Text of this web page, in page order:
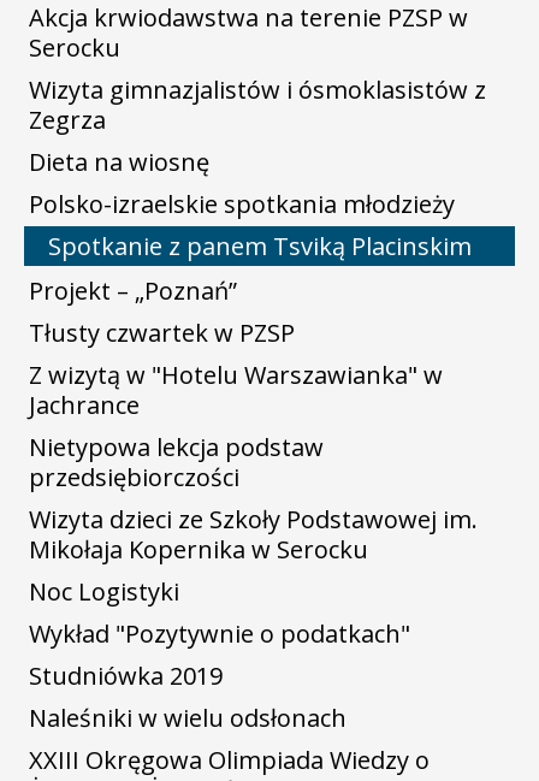
Akcja krwiodawstwa na terenie PZSP w
Serocku
Wizyta gimnazjalistów i ósmoklasistów z
Zegrza
Dieta na wiosnę
Polsko-izraelskie spotkania młodzieży
Spotkanie z panem Tsviką Placinskim
Projekt – „Poznań”
Tłusty czwartek w PZSP
Z wizytą w "Hotelu Warszawianka" w
Jachrance
Nietypowa lekcja podstaw
przedsiębiorczości
Wizyta dzieci ze Szkoły Podstawowej im.
Mikołaja Kopernika w Serocku
Noc Logistyki
Wykład "Pozytywnie o podatkach"
Studniówka 2019
Naleśniki w wielu odsłonach
XXIII Okręgowa Olimpiada Wiedzy o